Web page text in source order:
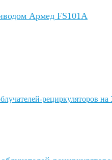
Армед FS101A